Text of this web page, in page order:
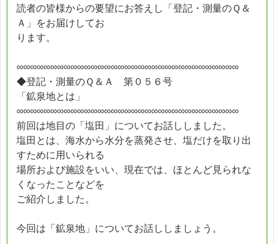
読者の皆様からの要望にお答えし「登記・測量のＱ＆
Ａ」をお届けしてお
ります。
∞∞∞∞∞∞∞∞∞∞∞∞∞∞∞∞∞∞∞∞∞∞∞∞∞∞∞∞∞∞∞∞∞
◆登記・測量のＱ＆Ａ 第０５６号
「鉱泉地とは」
∞∞∞∞∞∞∞∞∞∞∞∞∞∞∞∞∞∞∞∞∞∞∞∞∞∞∞∞∞∞∞∞∞
前回は地目の「塩田」についてお話ししました。
塩田とは、海水から水分を蒸発させ、塩だけを取り出
すために用いられる
場所および施設をいい、現在では、ほとんど見られな
くなったことなどを
ご紹介しました。
今回は「鉱泉地」についてお話ししましょう。